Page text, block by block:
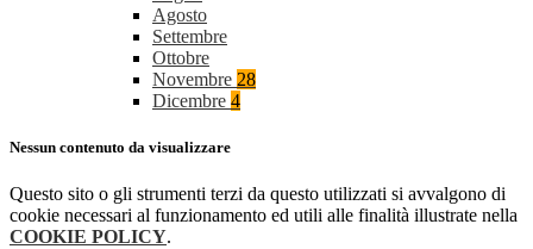
Agosto
Settembre
Ottobre
Novembre 28
Dicembre 4
Nessun contenuto da visualizzare
Questo sito o gli strumenti terzi da questo utilizzati si avvalgono di
cookie necessari al funzionamento ed utili alle finalità illustrate nella
COOKIE POLICY.